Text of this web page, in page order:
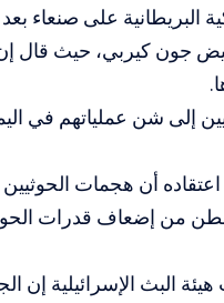
البريطانية على
جون كيربي، حيث قال إن
إلى شن عملياتهم في
أن هجمات
من إضعاف قدرات
البث الإسرائيلية إن